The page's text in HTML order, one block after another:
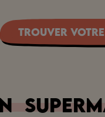
Trouver votre